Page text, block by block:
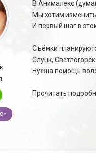
В Анималекс
Мы хотим изменить
И первый шаг в
Съёмки
Слуцк, Светлогорск.
Нужна помощь
Прочитать